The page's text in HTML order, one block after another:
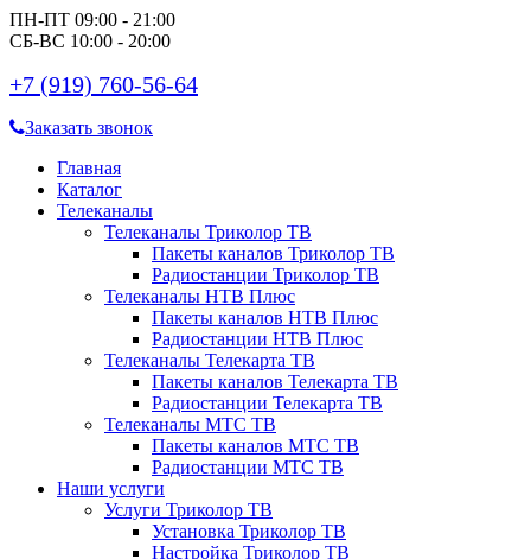
ПН-ПТ 09:00 - 21:00
СБ-ВС 10:00 - 20:00
+7 (919) 760-56-64
Заказать звонок
Главная
Каталог
Телеканалы
Телеканалы Триколор ТВ
Пакеты каналов Триколор ТВ
Радиостанции Триколор ТВ
Телеканалы НТВ Плюс
Пакеты каналов НТВ Плюс
Радиостанции НТВ Плюс
Телеканалы Телекарта ТВ
Пакеты каналов Телекарта ТВ
Радиостанции Телекарта ТВ
Телеканалы МТС ТВ
Пакеты каналов МТС ТВ
Радиостанции МТС ТВ
Наши услуги
Услуги Триколор ТВ
Установка Триколор ТВ
Настройка Триколор ТВ